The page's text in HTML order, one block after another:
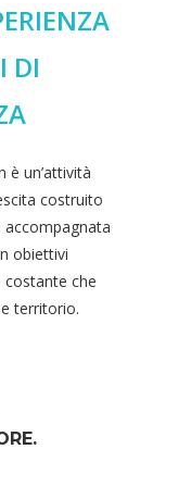
DI
è un’attività
costruito
accompagnata
obiettivi
che
territorio.